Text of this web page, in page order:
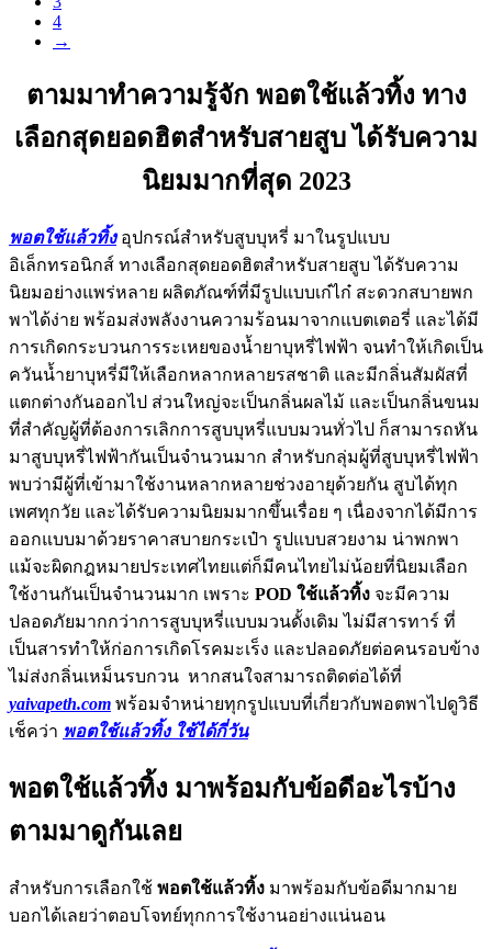
4
→
ตามมาทำความรู้จัก พอตใช้แล้วทิ้ง ทาง
เลือกสุดยอดฮิตสำหรับสายสูบ ได้รับความ
นิยมมากที่สุด 2023
พอตใช้แล้วทิ้งอุปกรณ์สำหรับสูบบุหรี่ มาในรูปแบบ
อิเล็กทรอนิกส์ ทางเลือกสุดยอดฮิตสำหรับสายสูบ ได้รับความ
นิยมอย่างแพร่หลาย ผลิตภัณฑ์ที่มีรูปแบบเก๋ไก๋ สะดวกสบายพก
พาได้ง่าย พร้อมส่งพลังงานความร้อนมาจากแบตเตอรี่ และได้มี
การเกิดกระบวนการระเหยของน้ำยาบุหรี่ไฟฟ้า จนทำให้เกิดเป็น
ควันน้ำยาบุหรี่มีให้เลือกหลากหลายรสชาติ และมีกลิ่นสัมผัสที่
แตกต่างกันออกไป ส่วนใหญ่จะเป็นกลิ่นผลไม้ และเป็นกลิ่นขนม
ที่สำคัญผู้ที่ต้องการเลิกการสูบบุหรี่แบบมวนทั่วไป ก็สามารถหัน
มาสูบบุหรี่ไฟฟ้ากันเป็นจำนวนมาก สำหรับกลุ่มผู้ที่สูบบุหรี่ไฟฟ้า
พบว่ามีผู้ที่เข้ามาใช้งานหลากหลายช่วงอายุด้วยกัน สูบได้ทุก
เพศทุกวัย และได้รับความนิยมมากขึ้นเรื่อย ๆ เนื่องจากได้มีการ
ออกแบบมาด้วยราคาสบายกระเป๋า รูปแบบสวยงาม น่าพกพา
แม้จะผิดกฎหมายประเทศไทยแต่ก็มีคนไทยไม่น้อยที่นิยมเลือก
ใช้งานกันเป็นจำนวนมาก เพราะ POD ใช้แล้วทิ้ง จะมีความ
ปลอดภัยมากกว่าการสูบบุหรี่แบบมวนดั้งเดิม ไม่มีสารทาร์ ที่
เป็นสารทำให้ก่อการเกิดโรคมะเร็ง และปลอดภัยต่อคนรอบข้าง
ไม่ส่งกลิ่นเหม็นรบกวน หากสนใจสามารถติดต่อได้ที่
yaivapeth.com พร้อมจำหน่ายทุกรูปแบบที่เกี่ยวกับพอตพาไปดูวิธี
เช็คว่า พอตใช้แล้วทิ้ง ใช้ได้กี่วัน
พอตใช้แล้วทิ้ง มาพร้อมกับข้อดีอะไรบ้าง
ตามมาดูกันเลย
สำหรับการเลือกใช้ พอตใช้แล้วทิ้ง มาพร้อมกับข้อดีมากมาย
บอกได้เลยว่าตอบโจทย์ทุกการใช้งานอย่างแน่นอน